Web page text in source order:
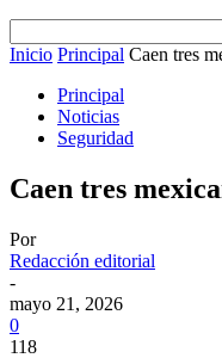
Inicio Principal Caen tres
Principal
Noticias
Seguridad
Caen tres
Por
Redacción editorial
-
mayo 21, 2026
0
118